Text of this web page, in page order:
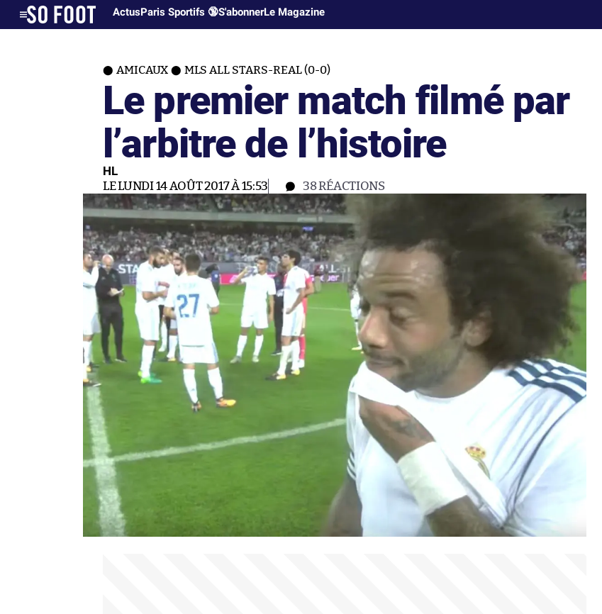
ActusParis Sportifs 🔞S'abonnerLe Magazine
AMICAUX MLS ALL STARS-REAL (0-0)
Le premier match filmé par
l’arbitre de l’histoire
HL
LE LUNDI 14 AOÛT 2017 À 15:53 38RÉACTIONS